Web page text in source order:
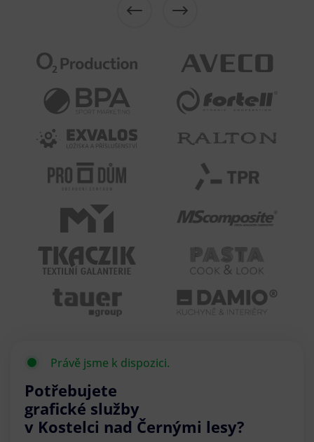
Právě jsme k dispozici.
Potřebujete
grafické služby
v Kostelci nad Černými lesy?